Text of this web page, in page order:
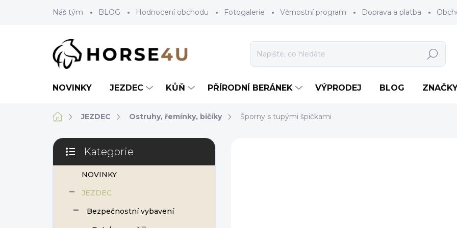
Náš tým BLOG Hodnocení obchodu Fotogalerie Věrnostní program Doprava a platba
Hledat
NOVINKY JEZDEC KŮŇ PŘÍRODNÍ BERÁNEK VÝPRODEJ BLOG
DomůJEZDEC Ostruhy, řemínky, bičíky Šporny s tupými špičkami
P
s
Přeskočit
kategorie
Kategorie
NOVINKY
JEZDEC
Bezpečnostní vybavení